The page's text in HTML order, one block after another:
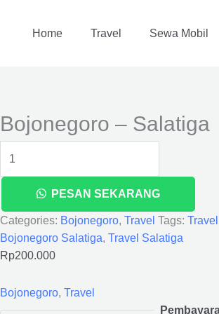
Home Travel Sewa Mobil
Bojonegoro – Salatiga
PESAN SEKARANG
Categories: Bojonegoro, Travel Tags: Travel
Bojonegoro Salatiga, Travel Salatiga
Rp200.000
Bojonegoro, Travel